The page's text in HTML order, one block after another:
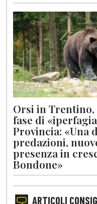
Orsi in Trentino,
fase di
Provincia: «Una
predazioni,
presenza in
Bondone»
ARTICOLI